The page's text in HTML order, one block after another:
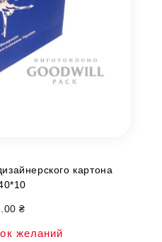
картона
₴
желаний